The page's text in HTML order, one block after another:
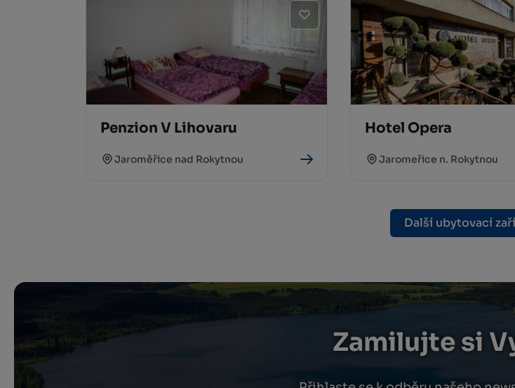
Penzion V Lihovaru
Jaroměřice nad Rokytnou
Hotel Opera
Jaromeřice n. Rokytnou
Další ubytovací
Zamilujte si